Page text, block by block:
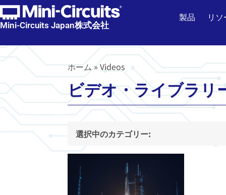
Mini-Circuits Japan株式会社
製品 リ
ホーム»Videos
ビデオ・ライブラリ
選択中のカテゴリー: